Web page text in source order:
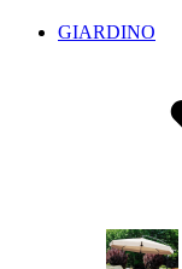
GIARDINO